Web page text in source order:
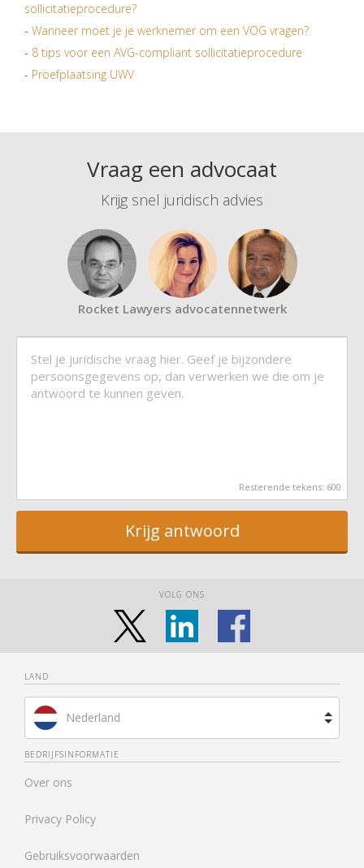
sollicitatieprocedure?
- Wanneer moet je je werknemer om een VOG vragen?
- 8 tips voor een AVG-compliant sollicitatieprocedure
- Proefplaatsing UWV
Vraag een advocaat
Krijg snel juridisch advies
Rocket Lawyers advocatennetwerk
Resterende tekens: 600
Krijg antwoord
VOLG ONS
LAND
Nederland
Brazilië
Spanje
Frankrijk
Verenigd Koninkrijk
BEDRIJFSINFORMATIE
Over ons
Privacy Policy
Gebruiksvoorwaarden